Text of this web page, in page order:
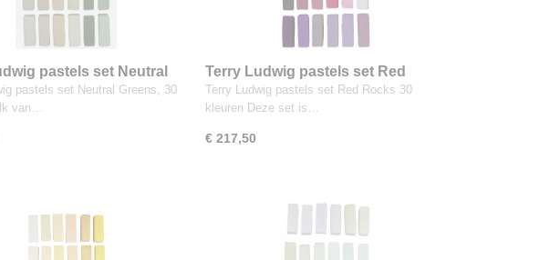
pastels set Neutral
kleuren
pastels set Neutral Greens, 30
van…
Terry Ludwig pastels set Red
Rocks 30 kleuren
Terry Ludwig pastels set Red Rocks 30
kleuren Deze set is…
€ 217,50